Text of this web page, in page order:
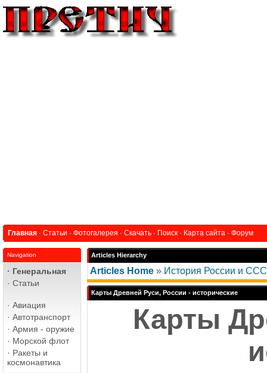
Главная · Статьи · Фотогалерея · Скачать · Поиск · Карта сайта · Форум
Navigation
· Генеральная
· Статьи
· Авиация
· Автотранспорт
· Армия - оружие
· Морской флот
· Ракеты и
космонавтика
Articles Hierarchy
Articles Home » История России и
Карты Древней Руси, России - исторические
Карты